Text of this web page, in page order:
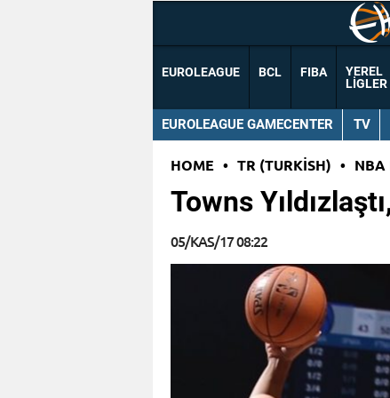
EUROLEAGUE BCL FIBA
YEREL
LIGLER
EUROLEAGUE GAMECENTER TV
HOME • TR (TURKISH) • NBA
Towns
05/KAS/17 08:22